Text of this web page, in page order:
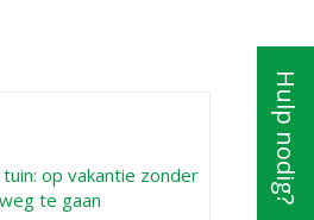
Hulp nodig?